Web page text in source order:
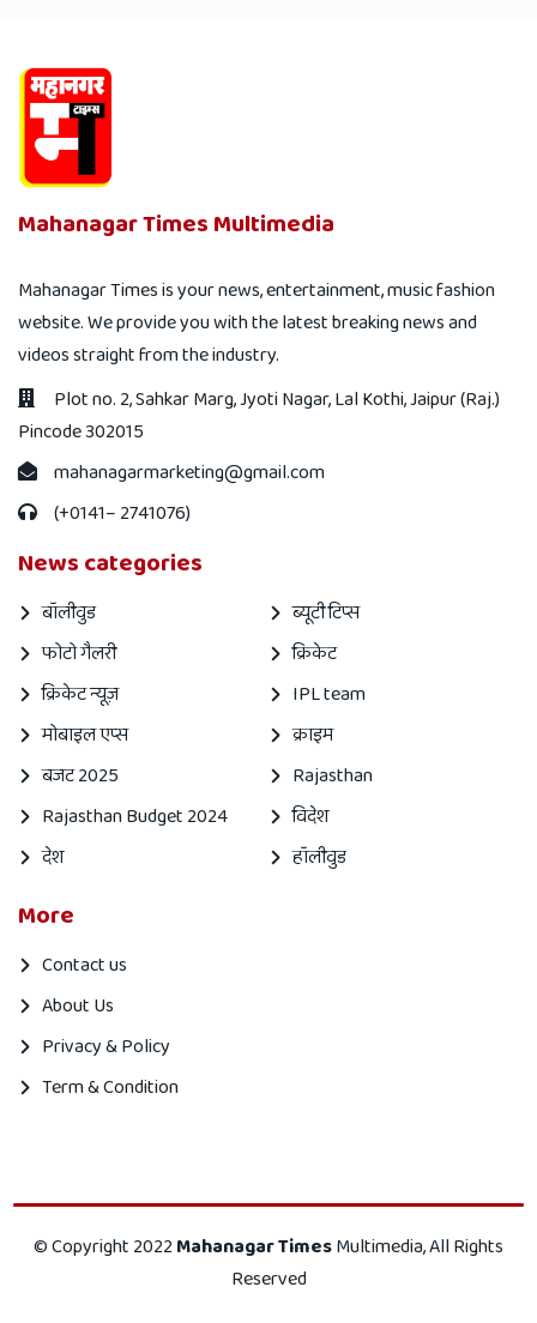
Mahanagar Times Multimedia
Mahanagar Times is your news, entertainment, music fashion
website. We provide you with the latest breaking news and
videos straight from the industry.
Plot no. 2, Sahkar Marg, Jyoti Nagar, Lal Kothi, Jaipur (Raj.)
Pincode 302015
mahanagarmarketing@gmail.com
(+0141– 2741076)
News categories
बॉलीवुड
ब्यूटी टिप्स
फोटो गैलरी
क्रिकेट
क्रिकेट न्यूज़
IPL team
मोबाइल एप्स
क्राइम
बजट 2025
Rajasthan
Rajasthan Budget 2024
विदेश
देश
हॉलीवुड
More
Contact us
About Us
Privacy & Policy
Term & Condition
times
Times© Copyright 2022Mahanagar TimesMultimedia, All Rights
Reserved